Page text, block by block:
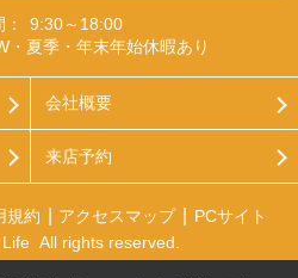
9:30～18:00
・夏季・年末年始休暇あり
会社概要
来店予約
規約 アクセスマップ
PCサイト
All rights reserved.